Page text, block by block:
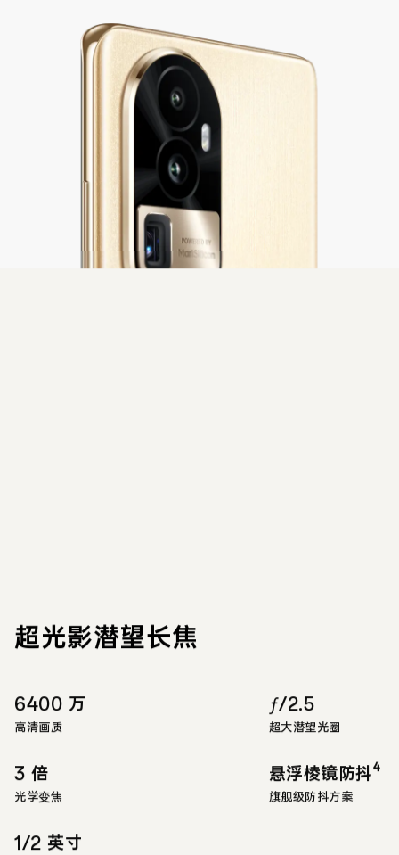
超光影潜望长焦
6400 万
高清画质
3 倍
光学变焦
1/2 英寸
ƒ/2.5
超大潜望光圈
悬浮棱镜防抖4
旗舰级防抖方案